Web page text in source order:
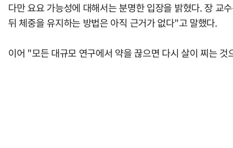
다만 요요 가능성에 대해서는 분명한 입장을 밝혔다. 장
뒤 체중을 유지하는 방법은 아직 근거가 없다"고 말했다.
이어 "모든 대규모 연구에서 약을 끊으면 다시 살이 찌는